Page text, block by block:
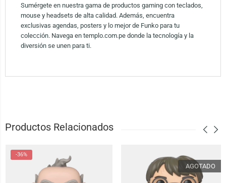
Sumérgete en nuestra gama de productos gaming con teclados,
mouse y headsets de alta calidad. Además, encuentra
exclusivas agendas, posters y lo mejor de Funko para tu
colección. Navega en templo.com.pe donde la tecnología y la
diversión se unen para ti.
Productos Relacionados
-36%
AGOTADO